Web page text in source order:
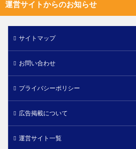
運営サイトからのお知らせ
サイトマップ
お問い合わせ
プライバシーポリシー
広告掲載について
運営サイト一覧